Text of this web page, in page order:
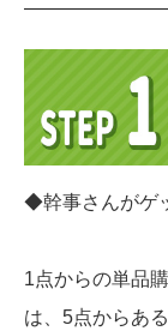
◆幹事さんがゲ
1点からの単品
は、5点からあ